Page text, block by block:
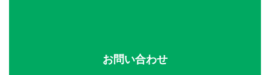
お問い合わせ